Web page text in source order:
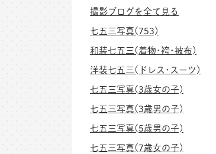
撮影ブログを全て見る
七五三写真(753)
和装七五三(着物･袴･被布)
洋装七五三(ドレス･スーツ)
七五三写真(3歳女の子)
七五三写真(3歳男の子)
七五三写真(5歳男の子)
七五三写真(7歳女の子)